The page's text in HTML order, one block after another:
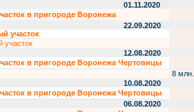
01.11.2020
в пригороде Воронежа
22.09.2020
участок
участок
12.08.2020
в пригороде Воронежа Чертовицы
8 млн.
10.08.2020
в пригороде Воронежа Чертовицы
06.08.2020